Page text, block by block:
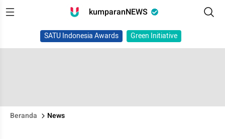
kumparanNEWS
SATU Indonesia Awards Green Initiative
Beranda News